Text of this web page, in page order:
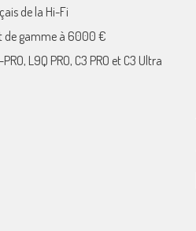
de la Hi-Fi
de gamme à 6000 €
L9Q PRO, C3 PRO et C3 Ultra